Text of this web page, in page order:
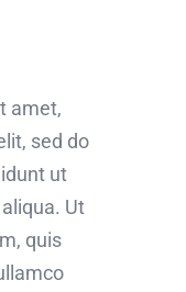
amet,
sed do
ut
Ut
quis